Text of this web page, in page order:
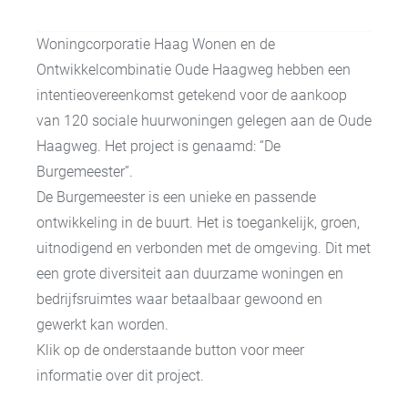
Woningcorporatie Haag Wonen en de
Ontwikkelcombinatie Oude Haagweg hebben een
intentieovereenkomst getekend voor de aankoop
van 120 sociale huurwoningen gelegen aan de Oude
Haagweg. Het project is genaamd: “De
Burgemeester”.
De Burgemeester is een unieke en passende
ontwikkeling in de buurt. Het is toegankelijk, groen,
uitnodigend en verbonden met de omgeving. Dit met
een grote diversiteit aan duurzame woningen en
bedrijfsruimtes waar betaalbaar gewoond en
gewerkt kan worden.
Klik op de onderstaande button voor meer
informatie over dit project.